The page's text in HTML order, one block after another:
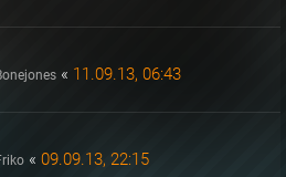
« 11.09.13, 06:43
« 09.09.13, 22:15